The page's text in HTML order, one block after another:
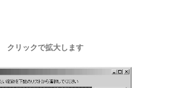
クリックで拡大します